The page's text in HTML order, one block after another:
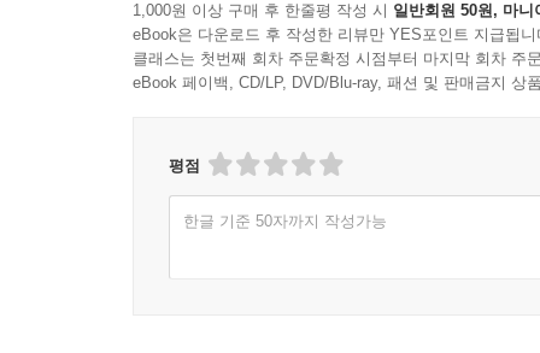
1,000원 이상 구매 후 한줄평 작성 시 일반회원 50원, 마니
eBook은 다운로드 후 작성한 리뷰만 YES포인트 지급됩니
클래스는 첫번째 회차 주문확정 시점부터 마지막 회차 주
eBook 페이백, CD/LP, DVD/Blu-ray, 패션 및 판매금지 상
평점
한글 기준 50자까지 작성가능